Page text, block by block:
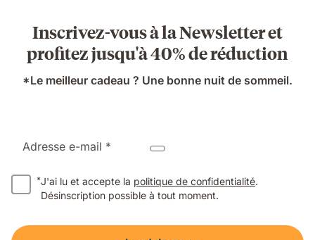
Inscrivez-vous à la Newsletter et
profitez jusqu'à 40% de réduction
*Le meilleur cadeau ? Une bonne nuit de sommeil.
Adresse e-mail *
*J'ai lu et accepte la politique de confidentialité.
Désinscription possible à tout moment.